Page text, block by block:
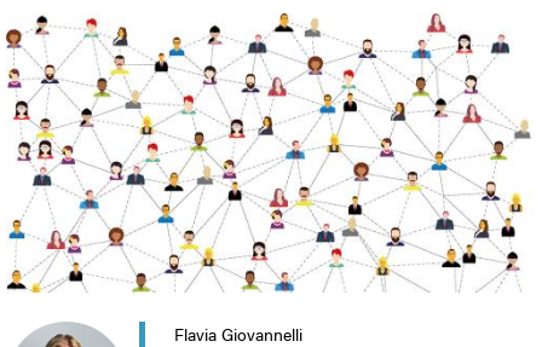
Flavia Giovannelli